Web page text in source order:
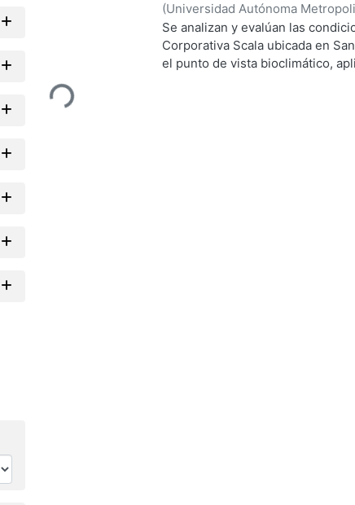
Loading...
(Universidad Autónoma
de Servicios de Información.,
Se analizan y evalúan las
Corporativa Scala ubicada en
el punto de vista bioclimático,